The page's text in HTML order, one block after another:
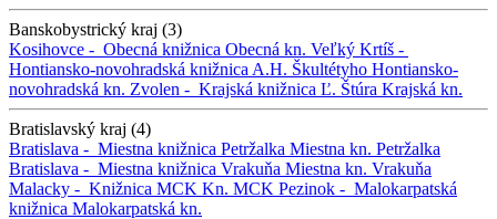
Banskobystrický kraj (3)
Kosihovce - Obecná knižnica Obecná kn. Veľký Krtíš -
Hontiansko-novohradská knižnica A.H. Škultétyho Hontiansko-
novohradská kn. Zvolen - Krajská knižnica Ľ. Štúra Krajská kn.
Bratislavský kraj (4)
Bratislava - Miestna knižnica Petržalka Miestna kn. Petržalka
Bratislava - Miestna knižnica Vrakuňa Miestna kn. Vrakuňa
Malacky - Knižnica MCK Kn. MCK Pezinok - Malokarpatská
knižnica Malokarpatská kn.